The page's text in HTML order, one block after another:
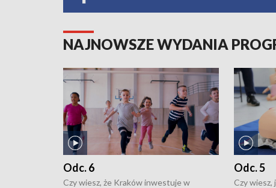
NAJNOWSZE WYDANIA
Odc. 6
Czy wiesz, że Kraków inwestuje w
Odc. 5
Czy